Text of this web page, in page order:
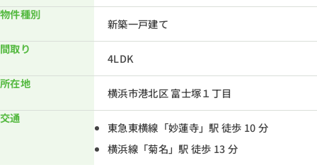
物件種別
新築一戸建て
間取り
4LDK
所在地
横浜市港北区 富士塚１丁目
交通
東急東横線「妙蓮寺」駅 徒歩 10 分
横浜線「菊名」駅 徒歩 13 分